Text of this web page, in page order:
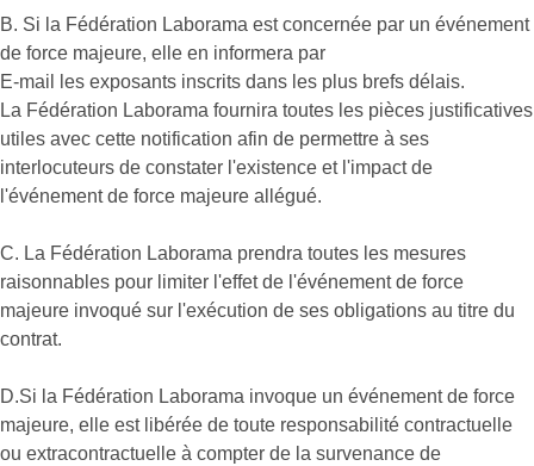
B. Si la Fédération Laborama est concernée par un événement
de force majeure, elle en informera par
E-mail les exposants inscrits dans les plus brefs délais.
La Fédération Laborama fournira toutes les pièces justificatives
utiles avec cette notification afin de permettre à ses
interlocuteurs de constater l'existence et l'impact de
l'événement de force majeure allégué.
C. La Fédération Laborama prendra toutes les mesures
raisonnables pour limiter l'effet de l'événement de force
majeure invoqué sur l'exécution de ses obligations au titre du
contrat.
D.Si la Fédération Laborama invoque un événement de force
majeure, elle est libérée de toute responsabilité contractuelle
ou extracontractuelle à compter de la survenance de